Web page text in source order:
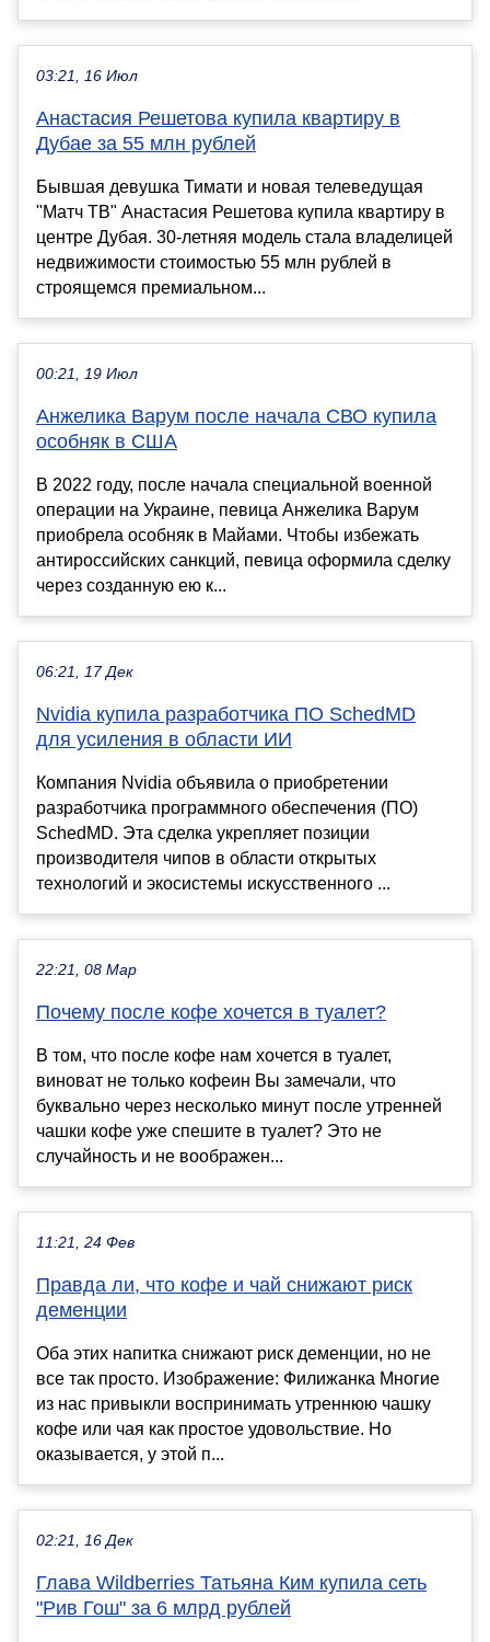
03:21, 16 Июл
Анастасия Решетова купила квартиру в
Дубае за 55 млн рублей
Бывшая девушка Тимати и новая телеведущая
"Матч ТВ" Анастасия Решетова купила квартиру в
центре Дубая. 30-летняя модель стала владелицей
недвижимости стоимостью 55 млн рублей в
строящемся премиальном...
00:21, 19 Июл
Анжелика Варум после начала СВО купила
особняк в США
В 2022 году, после начала специальной военной
операции на Украине, певица Анжелика Варум
приобрела особняк в Майами. Чтобы избежать
антироссийских санкций, певица оформила сделку
через созданную ею к...
06:21, 17 Дек
Nvidia купила разработчика ПО SchedMD
для усиления в области ИИ
Компания Nvidia объявила о приобретении
разработчика программного обеспечения (ПО)
SchedMD. Эта сделка укрепляет позиции
производителя чипов в области открытых
технологий и экосистемы искусственного ...
22:21, 08 Мар
Почему после кофе хочется в туалет?
В том, что после кофе нам хочется в туалет,
виноват не только кофеин Вы замечали, что
буквально через несколько минут после утренней
чашки кофе уже спешите в туалет? Это не
случайность и не воображен...
11:21, 24 Фев
Правда ли, что кофе и чай снижают риск
деменции
Оба этих напитка снижают риск деменции, но не
все так просто. Изображение: Филижанка Многие
из нас привыкли воспринимать утреннюю чашку
кофе или чая как простое удовольствие. Но
оказывается, у этой п...
02:21, 16 Дек
Глава Wildberries Татьяна Ким купила сеть
"Рив Гош" за 6 млрд рублей